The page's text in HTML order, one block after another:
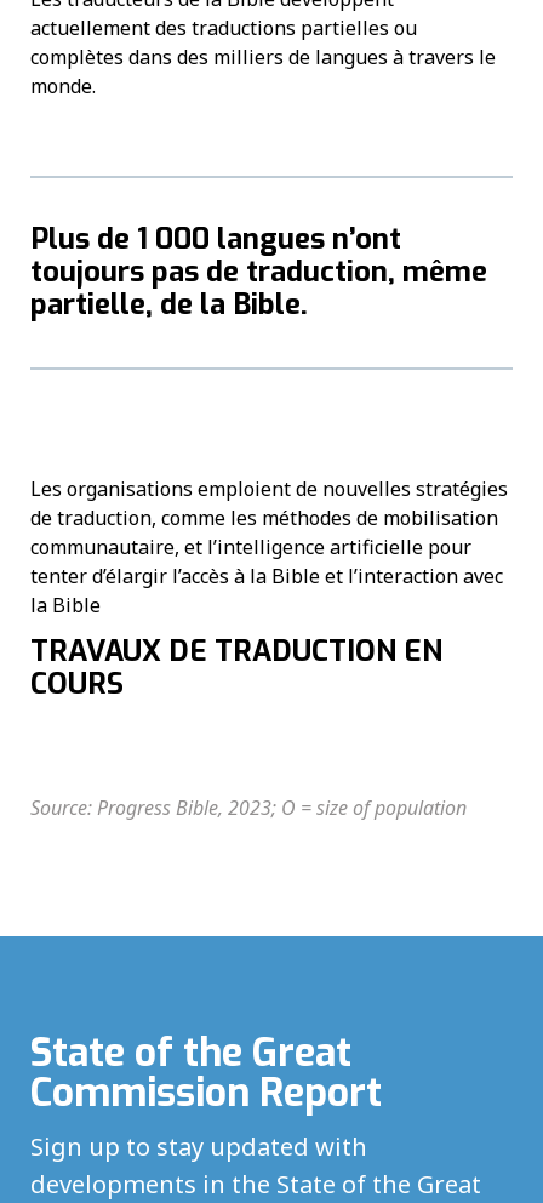
actuellement des traductions partielles ou
complètes dans des milliers de langues à travers le
monde.
Plus de 1 000 langues n’ont
toujours pas de traduction, même
partielle, de la Bible.
Les organisations emploient de nouvelles stratégies
de traduction, comme les méthodes de mobilisation
communautaire, et l’intelligence artificielle pour
tenter d’élargir l’accès à la Bible et l’interaction avec
la Bible
TRAVAUX DE TRADUCTION EN
COURS
Source: Progress Bible, 2023; O = size of population
State of the Great
Commission Report
Sign up to stay updated with
developments in the State of the Great